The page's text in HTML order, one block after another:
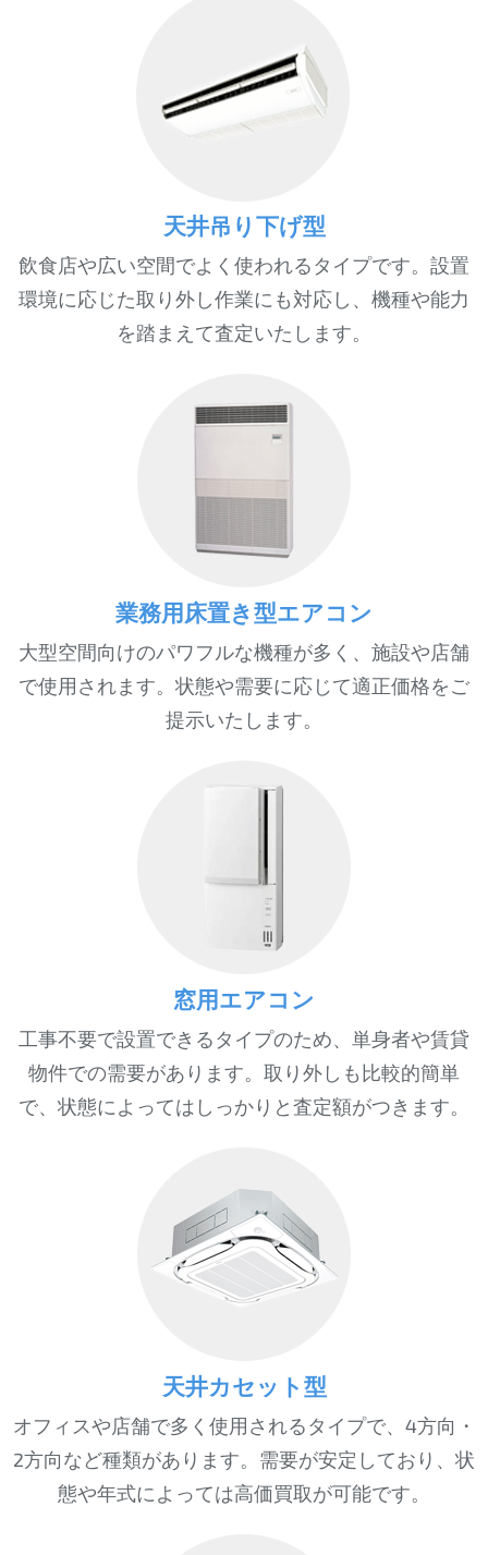
天井吊り下げ型
飲食店や広い空間でよく使われるタイプです。設置
環境に応じた取り外し作業にも対応し、機種や能力
を踏まえて査定いたします。
業務用床置き型エアコン
大型空間向けのパワフルな機種が多く、施設や店舗
で使用されます。状態や需要に応じて適正価格をご
提示いたします。
窓用エアコン
工事不要で設置できるタイプのため、単身者や賃貸
物件での需要があります。取り外しも比較的簡単
で、状態によってはしっかりと査定額がつきます。
天井カセット型
オフィスや店舗で多く使用されるタイプで、4方向・
2方向など種類があります。需要が安定しており、状
態や年式によっては高価買取が可能です。